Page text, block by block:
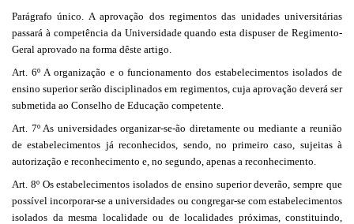
Parágrafo único. A aprovação dos regimentos das unidades universitárias
passará à competência da Universidade quando esta dispuser de Regimento-
Geral aprovado na forma dêste artigo.
Art. 6º A organização e o funcionamento dos estabelecimentos isolados de
ensino superior serão disciplinados em regimentos, cuja aprovação deverá ser
submetida ao Conselho de Educação competente.
Art. 7º As universidades organizar-se-ão diretamente ou mediante a reunião
de estabelecimentos já reconhecidos, sendo, no primeiro caso, sujeitas à
autorização e reconhecimento e, no segundo, apenas a reconhecimento.
Art. 8º Os estabelecimentos isolados de ensino superior deverão, sempre que
possível incorporar-se a universidades ou congregar-se com estabelecimentos
isolados da mesma localidade ou de localidades próximas, constituindo,